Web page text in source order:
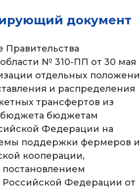
документ
Правительства
№ 310-ПП от 30 мая
отдельных
и распределения
трансфертов из
бюджетам
Федерации на
поддержки фермеров и
кооперации,
Российской Федерации от